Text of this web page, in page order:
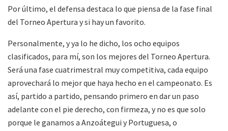
Por último, el defensa destaca lo que piensa de la fase final
del Torneo Apertura y si hay un favorito.
Personalmente, y ya lo he dicho, los ocho equipos
clasificados, para mí, son los mejores del Torneo Apertura.
Será una fase cuatrimestral muy competitiva, cada equipo
aprovechará lo mejor que haya hecho en el campeonato. Es
así, partido a partido, pensando primero en dar un paso
adelante con el pie derecho, con firmeza, y no es que solo
porque le ganamos a Anzoátegui y Portuguesa, o